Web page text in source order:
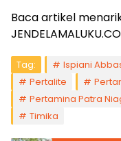
Baca artikel
Tag: Ispiani
Pertalite
Pertamina Patra
Timika